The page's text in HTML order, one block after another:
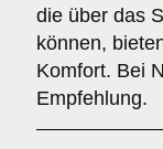
die über das
können,
Komfort. Bei
Empfehlung.